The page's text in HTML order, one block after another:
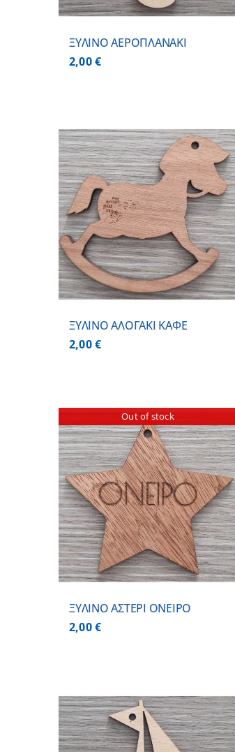
ΞΥΛΙΝΟ ΑΕΡΟΠΛΑΝΑΚΙ
2,00€
ΞΥΛΙΝΟ ΑΛΟΓΑΚΙ ΚΑΦΕ
2,00€
ΠΡΟΣΘΗΚΗ ΣΤΟ ΚΑΛΑΘΙ
ΛΕΠΤΟΜΕΡΕΙΕΣ
Out of stock
ΞΥΛΙΝΟ ΑΣΤΕΡΙ ΟΝΕΙΡΟ
2,00€
ΠΡΟΣΘΗΚΗ ΣΤΟ ΚΑΛΑΘΙ
ΛΕΠΤΟΜΕΡΕΙΕΣ